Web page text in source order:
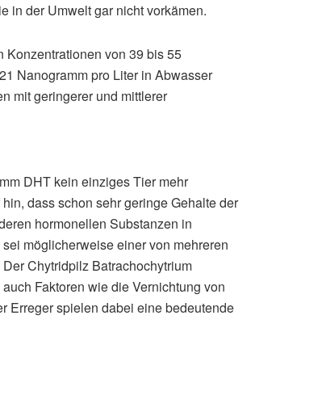
in der Umwelt gar nicht vorkämen.
Konzentrationen von 39 bis 55
Nanogramm pro Liter in Abwasser
mit geringerer und mittlerer
DHT kein einziges Tier mehr
dass schon sehr geringe Gehalte der
hormonellen Substanzen in
möglicherweise einer von mehreren
Chytridpilz Batrachochytrium
Faktoren wie die Vernichtung von
Erreger spielen dabei eine bedeutende